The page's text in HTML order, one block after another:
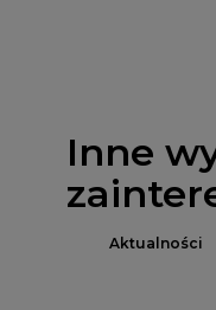
Inne
Aktualności